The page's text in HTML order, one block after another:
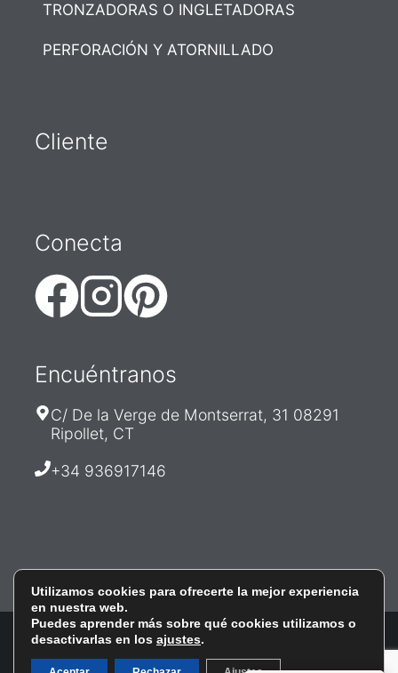
TRONZADORAS O INGLETADORAS
PERFORACIÓN Y ATORNILLADO
Cliente
Conecta
Encuéntranos
C/ De la Verge de Montserrat, 31 08291
Ripollet, CT
+34 936917146
Aviso Legal·Política de Cookies
y Devoluciones
| PRECIO
CON IVA:
3,509.00
Te
ahorras:
Añadir al carrito
Utilizamos cookies para ofrecerte la mejor experiencia
en nuestra web.
Puedes aprender más sobre qué cookies utilizamos o
desactivarlas en los ajustes.